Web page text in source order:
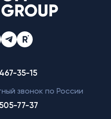
35-15
звонок по России
77-37